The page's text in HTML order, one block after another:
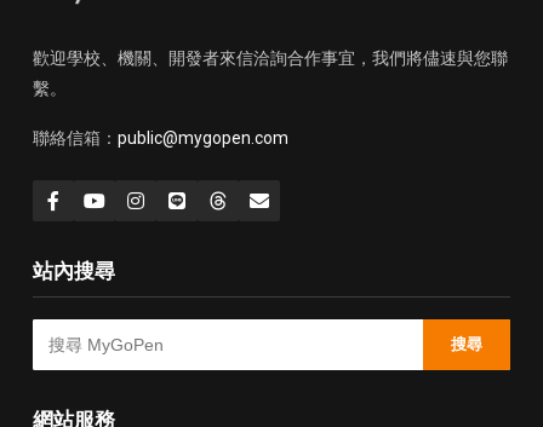
歡迎學校、機關、開發者來信洽詢合作事宜，我們將儘速與您聯
繫。
聯絡信箱： public@mygopen.com
站內搜尋
搜尋
網站服務